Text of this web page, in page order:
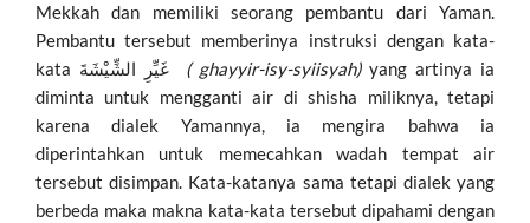
Mekkah dan memiliki seorang pembantu dari Yaman.
Pembantu tersebut memberinya instruksi dengan kata-
( ghayyir-isy-syiisyah)yang artinya ia
diminta untuk mengganti air di shisha miliknya, tetapi
karena dialek Yamannya, ia mengira bahwa ia
diperintahkan untuk memecahkan wadah tempat air
tersebut disimpan. Kata-katanya sama tetapi dialek yang
berbeda maka makna kata-kata tersebut dipahami dengan